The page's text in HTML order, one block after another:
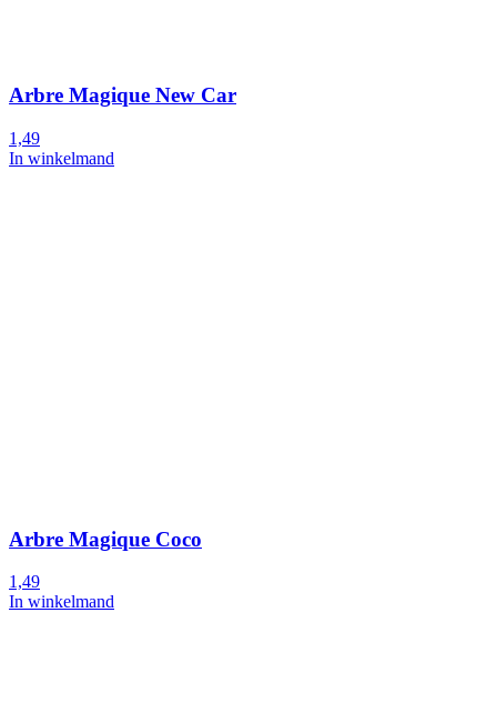
Arbre Magique New Car
1,49
In winkelmand
Arbre Magique Coco
1,49
In winkelmand